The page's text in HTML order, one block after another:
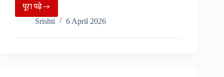
पूरा पढ़ेकेदारनाथ
हेली
टिकट
Srishti 6 April 2026